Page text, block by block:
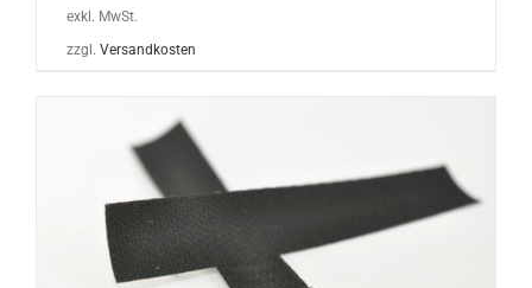
exkl. MwSt.
zzgl. Versandkosten